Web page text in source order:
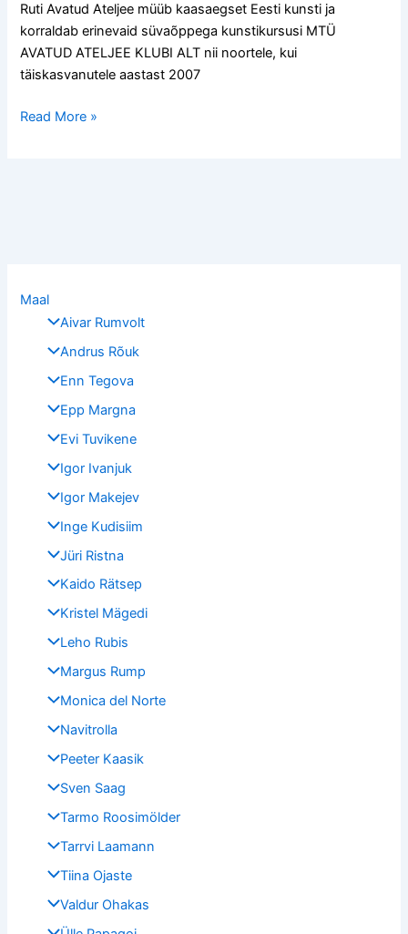
Ruti Avatud Ateljee müüb kaasaegset Eesti kunsti ja
korraldab erinevaid süvaõppega kunstikursusi MTÜ
AVATUD ATELJEE KLUBI ALT nii noortele, kui
täiskasvanutele aastast 2007
Read More »
Maal
Aivar Rumvolt
Andrus Rõuk
Enn Tegova
Epp Margna
Evi Tuvikene
Igor Ivanjuk
Igor Makejev
Inge Kudisiim
Jüri Ristna
Kaido Rätsep
Kristel Mägedi
Leho Rubis
Margus Rump
Monica del Norte
Navitrolla
Peeter Kaasik
Sven Saag
Tarmo Roosimölder
Tarrvi Laamann
Tiina Ojaste
Valdur Ohakas